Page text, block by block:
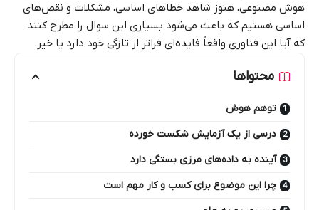
هوش مصنوعی، هنوز شاهد خطاهای اساسی، مشکلات و نقص‌های
اساسی هستیم که باعث می‌شود بسیاری این سوال را مطرح کنند
که آیا این فناوری واقعاً فایده‌ای فراتر از تازگی خود دارد یا خیر.
محتواها
توهم هوش
درسی از یک آزمایش شکست خورده
آینده به داده‌های مرزی بستگی دارد
چرا این موضوع برای کسب و کار مهم است